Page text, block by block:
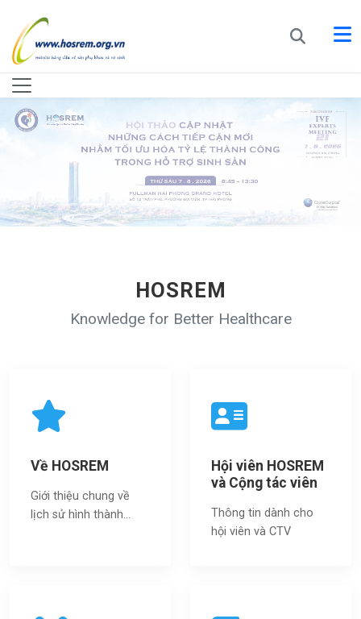
HOSREM
Knowledge for Better Healthcare
Về HOSREM
Giới thiệu chung về
lịch sử hình thành...
Hội viên HOSREM
và Cộng tác viên
Thông tin dành cho
hội viên và CTV